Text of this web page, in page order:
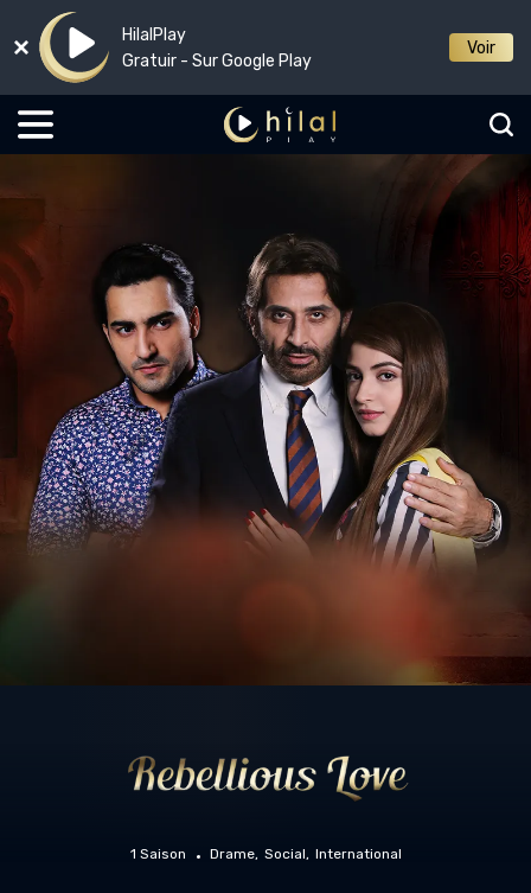
HilalPlay
Gratuir - Sur Google Play
Voir
1 Saison Drame Social International